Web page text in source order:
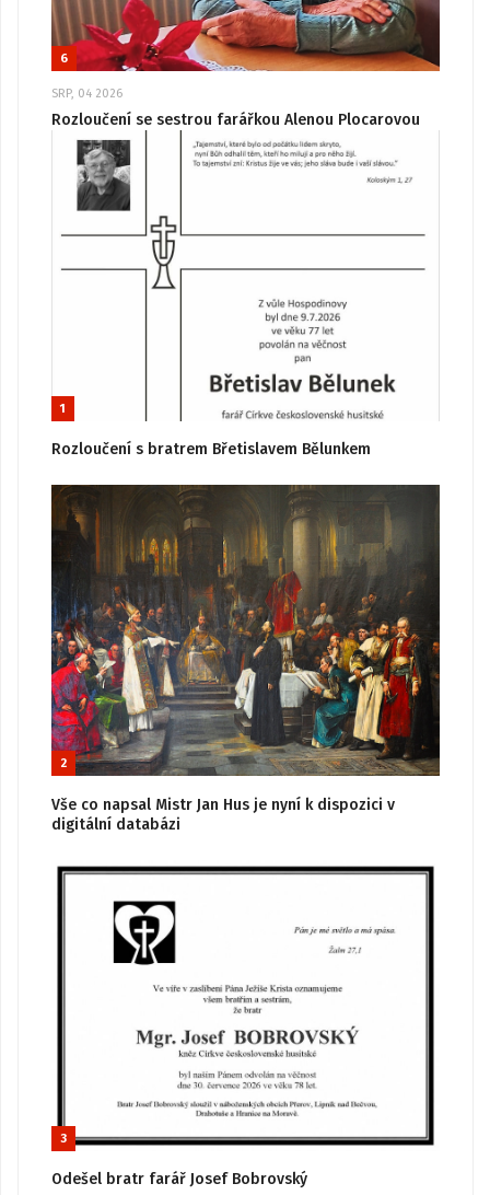
6
SRP, 04 2026
Rozloučení se sestrou farářkou Alenou Plocarovou
1
Rozloučení s bratrem Břetislavem Bělunkem
2
Vše co napsal Mistr Jan Hus je nyní k dispozici v
digitální databázi
3
Odešel bratr farář Josef Bobrovský